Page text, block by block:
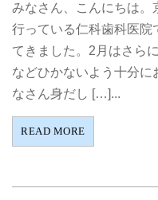
みなさん、こんにちは。
行っている仁科歯科医院
てきました。2月はさら
などひかないよう十分に
なさん身だし […]...
READ MORE